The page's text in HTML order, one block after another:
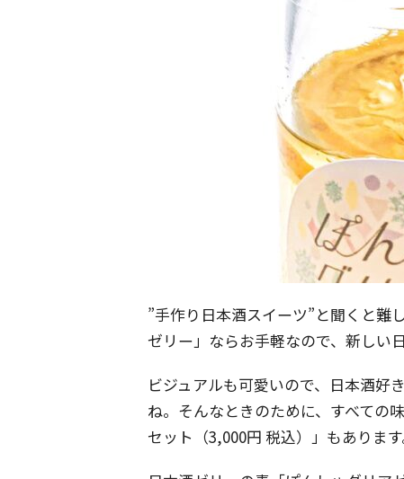
”手作り日本酒スイーツ”と聞くと難
ゼリー」ならお手軽なので、新しい
ビジュアルも可愛いので、日本酒好
ね。そんなときのために、すべての
セット（3,000円 税込）」もあります